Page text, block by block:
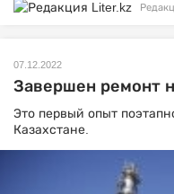
07.12.2022
Завершен ремонт
Это первый опыт
Казахстане.